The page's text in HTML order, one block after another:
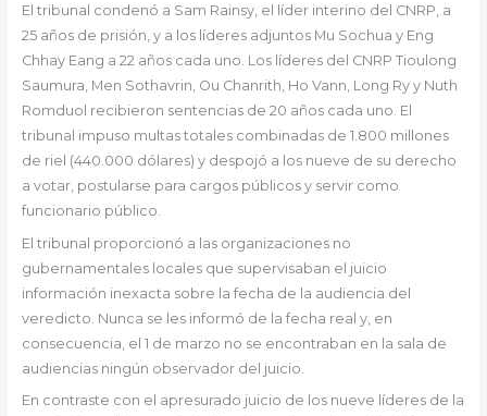
El tribunal condenó a Sam Rainsy, el líder interino del CNRP, a
25 años de prisión, y a los líderes adjuntos Mu Sochua y Eng
Chhay Eang a 22 años cada uno. Los líderes del CNRP Tioulong
Saumura, Men Sothavrin, Ou Chanrith, Ho Vann, Long Ry y Nuth
Romduol recibieron sentencias de 20 años cada uno. El
tribunal impuso multas totales combinadas de 1.800 millones
de riel (440.000 dólares) y despojó a los nueve de su derecho
a votar, postularse para cargos públicos y servir como
funcionario público.
El tribunal proporcionó a las organizaciones no
gubernamentales locales que supervisaban el juicio
información inexacta sobre la fecha de la audiencia del
veredicto. Nunca se les informó de la fecha real y, en
consecuencia, el 1 de marzo no se encontraban en la sala de
audiencias ningún observador del juicio.
En contraste con el apresurado juicio de los nueve líderes de la